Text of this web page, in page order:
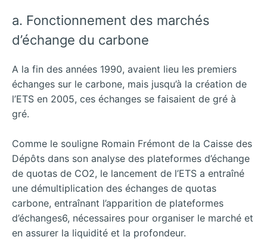
a. Fonctionnement des marchés
d’échange du carbone
A la fin des années 1990, avaient lieu les premiers
échanges sur le carbone, mais jusqu’à la création de
l’ETS en 2005, ces échanges se faisaient de gré à
gré.
Comme le souligne Romain Frémont de la Caisse des
Dépôts dans son analyse des plateformes d’échange
de quotas de CO2, le lancement de l’ETS a entraîné
une démultiplication des échanges de quotas
carbone, entraînant l’apparition de plateformes
d’échanges6, nécessaires pour organiser le marché et
en assurer la liquidité et la profondeur.